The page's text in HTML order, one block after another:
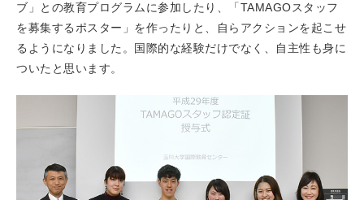
ブ」との教育プログラムに参加したり、「TAMAGOスタッフ
を募集するポスター」を作ったりと、自らアクションを起こせ
るようになりました。国際的な経験だけでなく、自主性も身に
ついたと思います。